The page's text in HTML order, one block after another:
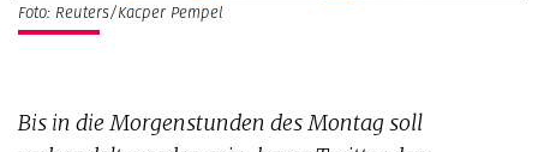
Foto: Reuters/Kacper Pempel
Bis in die Morgenstunden des Montag soll